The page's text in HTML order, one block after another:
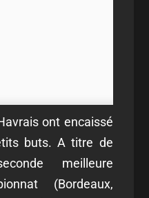
ont encaissé
buts. A titre de
meilleure
(Bordeaux,